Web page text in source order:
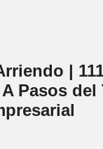
|
Pasos del